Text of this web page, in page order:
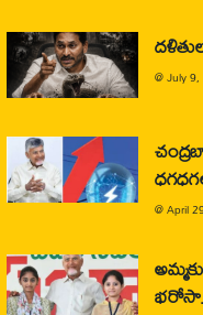
@July
@April